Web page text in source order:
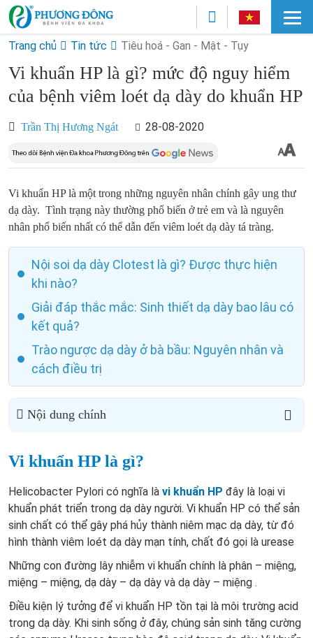
Trang chủ Tin tức Tiêu hoá - Gan - Mật - Tụy
Vi khuẩn HP là gì? mức độ nguy hiểm
của bệnh viêm loét dạ dày do khuẩn HP
Trần Thị Hương Ngát 28-08-2020
Vi khuẩn HP là một trong những nguyên nhân chính gây ung thư
dạ dày. Tình trạng này thường phổ biến ở trẻ em và là nguyên
nhân phổ biến nhất có thể dẫn đến viêm loét dạ dày tá tràng.
Nội soi dạ dày Clotest là gì? Được thực hiện
khi nào?
Giải đáp thắc mắc: Sinh thiết dạ dày bao lâu có
kết quả?
Trào ngược dạ dày ở bà bầu: Nguyên nhân và
cách điều trị
Nội dung chính
Vi khuẩn HP là gì?
Helicobacter Pylori có nghĩa là vi khuẩn HP đây là loại vi
khuẩn phát triển trong dạ dày người. Vi khuẩn HP có thể sản
sinh chất có thể gây phá hủy thành niêm mạc dạ dày, từ đó
hình thành viêm loét dạ dày mạn tính, chất đó gọi là urease
Những con đường lây nhiễm vi khuẩn chính là phân – miệng,
miệng – miệng, dạ dày – dạ dày và dạ dày – miệng .
Điều kiện lý tưởng để vi khuẩn HP tồn tại là môi trường acid
trong dạ dày. Khi sinh sống ở đây, chúng sản sinh tăng cường